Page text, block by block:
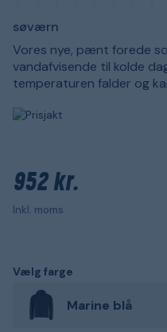
søværn
Vores nye, pænt forede
vandafvisende til kolde
temperaturen falder og
952 kr.
Inkl. moms
Vælg farge
Marine blå